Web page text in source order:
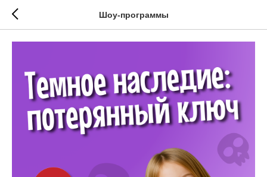
Шоу-программы